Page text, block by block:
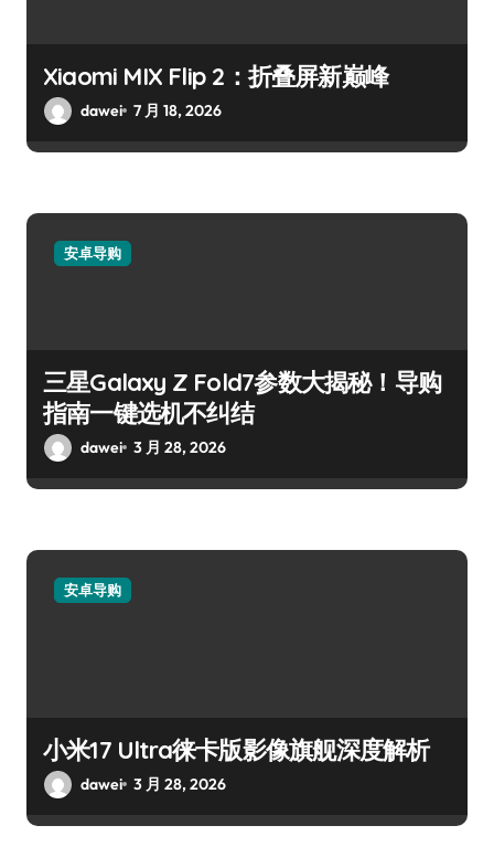
Xiaomi MIX Flip 2：折叠屏新巅峰
dawei 7 月 18, 2026
安卓导购
三星Galaxy Z Fold7参数大揭秘！导购
指南一键选机不纠结
dawei 3 月 28, 2026
安卓导购
小米17 Ultra徕卡版影像旗舰深度解析
dawei 3 月 28, 2026